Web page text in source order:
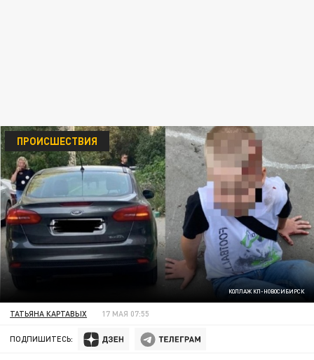
КОЛЛАЖ КП-НОВОСИБИРСК
ПРОИСШЕСТВИЯ
ТАТЬЯНА КАРТАВЫХ 17 МАЯ 07:55
ПОДПИШИТЕСЬ: